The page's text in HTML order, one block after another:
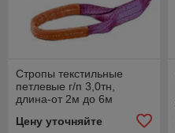
Стропы текстильные
петлевые г/п 3,0тн,
длина-от 2м до 6м
Цену уточняйте